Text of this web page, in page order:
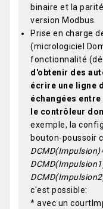
binaire et la
version Modbus.
Prise en charge
(micrologiciel
fonctionnalité
d'obtenir des
écrire une ligne
échangées
le contrôleur
exemple, la
bouton-poussoir
c'est possible:
* avec un